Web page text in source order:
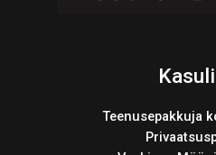
Teenusepakkuja